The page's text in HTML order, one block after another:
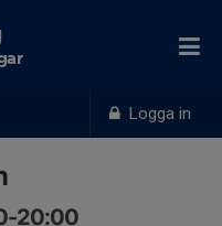
Logga in
20:00